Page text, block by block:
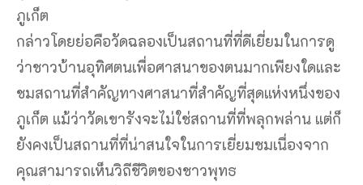
ภูเก็ต
กล่าวโดยย่อคือวัดฉลองเป็นสถานที่ที่ดีเยี่ยมในการดู
ว่าชาวบ้านอุทิศตนเพื่อศาสนาของตนมากเพียงใดและ
ชมสถานที่สำคัญทางศาสนาที่สำคัญที่สุดแห่งหนึ่งของ
ภูเก็ต แม้ว่าวัดเขารังจะไม่ใช่สถานที่ที่พลุกพล่าน แต่ก็
ยังคงเป็นสถานที่ที่น่าสนใจในการเยี่ยมชมเนื่องจาก
คุณสามารถเห็นวิถีชีวิตของชาวพุทธ